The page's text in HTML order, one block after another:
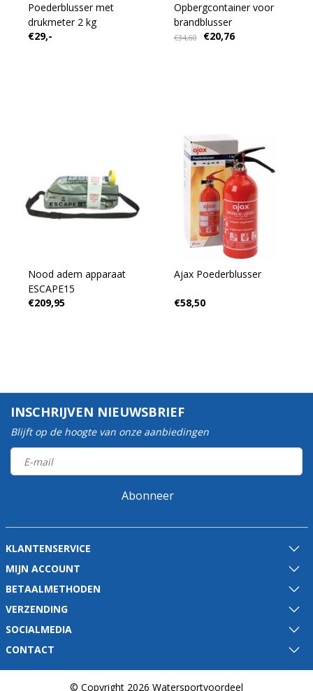
Poederblusser met
drukmeter 2 kg
€29,-
Opbergcontainer voor
brandblusser
€34,60 €20,76
Nood adem apparaat
ESCAPE15
€209,95
Ajax Poederblusser
€58,50
INSCHRIJVEN NIEUWSBRIEF
Blijft op de hoogte van onze aanbiedingen
Abonneer
KLANTENSERVICE
MIJN ACCOUNT
BETAALMETHODEN
VERZENDING
SOCIALMEDIA
CONTACT
© Copyright 2026 Watersportvoordeel